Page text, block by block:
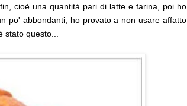
cioè una quantità pari di latte e farina, poi ho
po' abbondanti, ho provato a non usare affatto
questo...